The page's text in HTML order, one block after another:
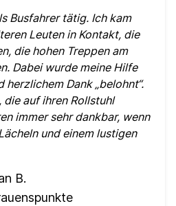
Busfahrer tätig. Ich kam
Leuten in Kontakt, die
die hohen Treppen am
Dabei wurde meine Hilfe
Dank „belohnt“.
die auf ihren Rollstuhl
immer sehr dankbar, wenn
und einem lustigen
B.